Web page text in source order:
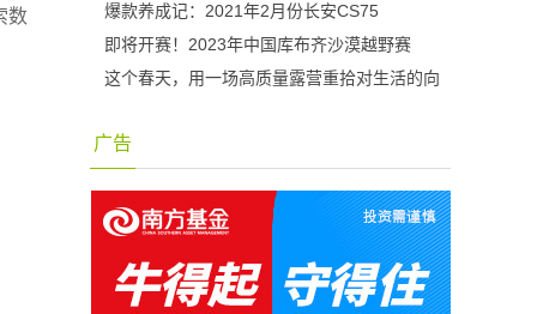
数
爆款养成记：2021年2月份长安CS75
即将开赛！2023年中国库布齐沙漠越野赛
这个春天，用一场高质量露营重拾对生活的向
广告